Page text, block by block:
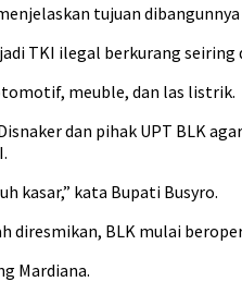
tujuan
TKI ilegal berkurang
meuble, dan las listrik.
dan pihak UPT BLK
kasar,” kata Bupati Busyro.
diresmikan, BLK mulai
Mardiana.